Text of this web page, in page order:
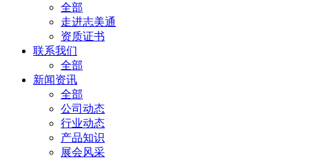
全部
走进志美通
资质证书
联系我们
全部
新闻资讯
全部
公司动态
行业动态
产品知识
展会风采